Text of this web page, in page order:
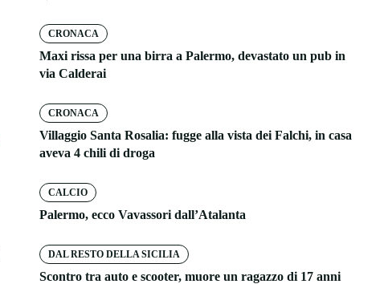
CRONACA
Maxi rissa per una birra a Palermo, devastato un pub in
via Calderai
CRONACA
Villaggio Santa Rosalia: fugge alla vista dei Falchi, in casa
aveva 4 chili di droga
CALCIO
Palermo, ecco Vavassori dall’Atalanta
DAL RESTO DELLA SICILIA
Scontro tra auto e scooter, muore un ragazzo di 17 anni